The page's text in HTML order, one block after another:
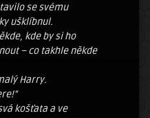
se svému
ušklíbnul.
kde by si ho
– co takhle někde
Harry.
košťata a ve